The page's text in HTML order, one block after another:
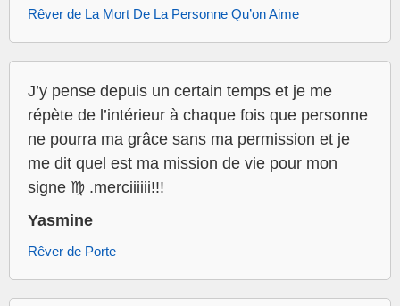
Rêver de La Mort De La Personne Qu’on Aime
J’y pense depuis un certain temps et je me
répète de l’intérieur à chaque fois que personne
ne pourra ma grâce sans ma permission et je
me dit quel est ma mission de vie pour mon
signe ♍️ .merciiiiii!!!
Yasmine
Rêver de Porte